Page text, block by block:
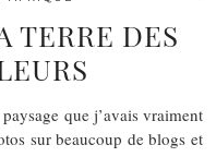
TERRE DES
paysage que j’avais vraiment
sur beaucoup de blogs et